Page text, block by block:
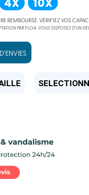
REMBOURSÉ. VÉRIFIEZ VOS
PAR FLOA. VOUS DISPOSEZ D’UN